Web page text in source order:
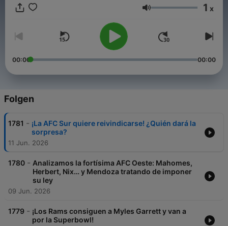
Lautstärke 1 x
00:00 00:00
Folgen
1781 - ¡La AFC Sur quiere reivindicarse! ¿Quién dará la
sorpresa?
11 Jun. 2026
1780 - Analizamos la fortísima AFC Oeste: Mahomes,
Herbert, Nix… y Mendoza tratando de imponer
su ley
09 Jun. 2026
1779 - ¡Los Rams consiguen a Myles Garrett y van a
por la Superbowl!